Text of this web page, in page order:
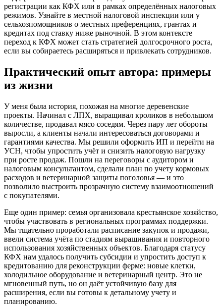
регистрации как КФХ или в рамках определённых налоговых
режимов. Узнайте в местной налоговой инспекции или у
сельхозпомощников о местных преференциях, грантах и
кредитах под ставку ниже рыночной. В этом контексте
переход к КФХ может стать стратегией долгосрочного роста,
если вы собираетесь расширяться и привлекать сотрудников.
Практический опыт автора: примеры
из жизни
У меня была история, похожая на многие деревенские
проекты. Начинал с ЛПХ, выращивал кроликов в небольшом
количестве, продавал мясо соседям. Через пару лет обороты
выросли, а клиенты начали интересоваться договорами и
гарантиями качества. Мы решили оформить ИП и перейти на
УСН, чтобы упростить учёт и снизить налоговую нагрузку
при росте продаж. Пошли на переговоры с аудитором и
налоговым консультантом, сделали план по учету кормовых
расходов и ветеринарной защиты поголовья — и это
позволило выстроить прозрачную систему взаимоотношений
с покупателями.
Еще один пример: семья организовала крестьянское хозяйство,
чтобы участвовать в региональных программах поддержки.
Мы тщательно проработали расписание закупок и продажи,
ввели система учёта по стадиям выращивания и повторного
использования хозяйственных объектов. Благодаря статусу
КФХ нам удалось получить субсидии и упростить доступ к
кредитованию для реконструкции ферме: новые клетки,
холодильное оборудование и ветеринарный центр. Это не
мгновенный путь, но он даёт устойчивую базу для
расширения, если вы готовы к детальному учету и
планированию.